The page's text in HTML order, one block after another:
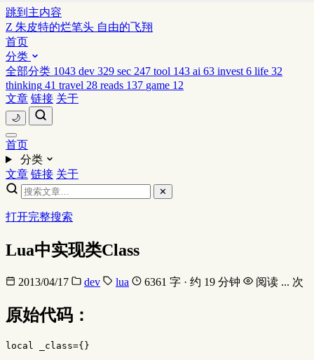
跳到主内容
Z 朱皮特的烂笔头 自由的飞翔
首页
分类
全部分类 1043 dev 329 sec 247 tool 143 ai 63 invest 6 life 32
thinking 41 travel 28 reads 137 game 12
文章 链接 关于
🌙
首页
分类
文章 链接 关于
✕
打开完整搜索
Lua中实现类Class
2013/04/17 dev lua 6361 字 · 约 19 分钟 阅读 ... 次
原始代码：
local _class={}